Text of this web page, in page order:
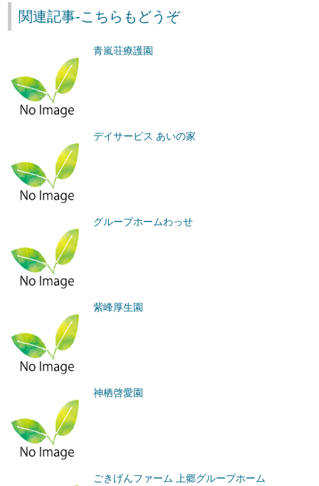
関連記事-こちらもどうぞ
青嵐荘療護園
デイサービス あいの家
グループホームわっせ
紫峰厚生園
神栖啓愛園
ごきげんファーム 上郷グループホーム